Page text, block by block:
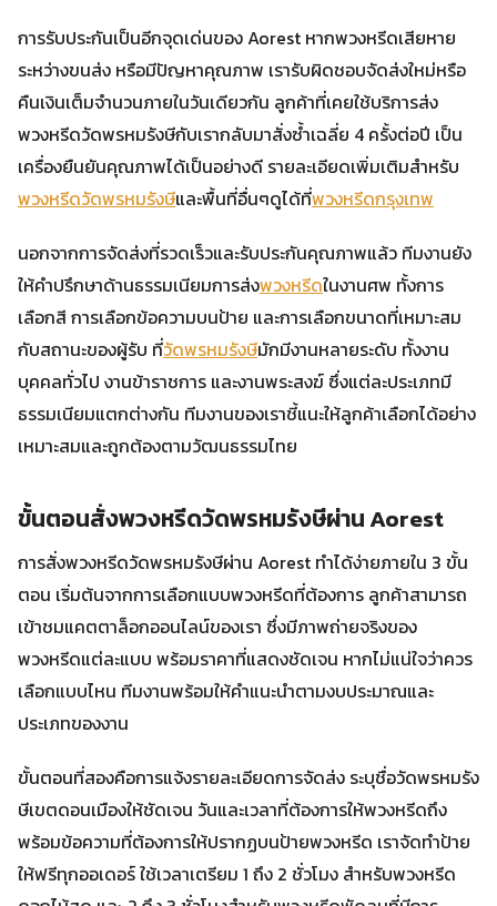
การรับประกันเป็นอีกจุดเด่นของ Aorest หากพวงหรีดเสียหาย
ระหว่างขนส่ง หรือมีปัญหาคุณภาพ เรารับผิดชอบจัดส่งใหม่หรือ
คืนเงินเต็มจำนวนภายในวันเดียวกัน ลูกค้าที่เคยใช้บริการส่ง
พวงหรีดวัดพรหมรังษีกับเรากลับมาสั่งซ้ำเฉลี่ย 4 ครั้งต่อปี เป็น
เครื่องยืนยันคุณภาพได้เป็นอย่างดี รายละเอียดเพิ่มเติมสำหรับ
พวงหรีดวัดพรหมรังษีและพื้นที่อื่นๆดูได้ที่พวงหรีดกรุงเทพ
นอกจากการจัดส่งที่รวดเร็วและรับประกันคุณภาพแล้ว ทีมงานยัง
ให้คำปรึกษาด้านธรรมเนียมการส่งพวงหรีดในงานศพ ทั้งการ
เลือกสี การเลือกข้อความบนป้าย และการเลือกขนาดที่เหมาะสม
กับสถานะของผู้รับ ที่วัดพรหมรังษีมักมีงานหลายระดับ ทั้งงาน
บุคคลทั่วไป งานข้าราชการ และงานพระสงฆ์ ซึ่งแต่ละประเภทมี
ธรรมเนียมแตกต่างกัน ทีมงานของเราชี้แนะให้ลูกค้าเลือกได้อย่าง
เหมาะสมและถูกต้องตามวัฒนธรรมไทย
ขั้นตอนสั่งพวงหรีดวัดพรหมรังษีผ่าน Aorest
การสั่งพวงหรีดวัดพรหมรังษีผ่าน Aorest ทำได้ง่ายภายใน 3 ขั้น
ตอน เริ่มต้นจากการเลือกแบบพวงหรีดที่ต้องการ ลูกค้าสามารถ
เข้าชมแคตตาล็อกออนไลน์ของเรา ซึ่งมีภาพถ่ายจริงของ
พวงหรีดแต่ละแบบ พร้อมราคาที่แสดงชัดเจน หากไม่แน่ใจว่าควร
เลือกแบบไหน ทีมงานพร้อมให้คำแนะนำตามงบประมาณและ
ประเภทของงาน
ขั้นตอนที่สองคือการแจ้งรายละเอียดการจัดส่ง ระบุชื่อวัดพรหมรัง
ษีเขตดอนเมืองให้ชัดเจน วันและเวลาที่ต้องการให้พวงหรีดถึง
พร้อมข้อความที่ต้องการให้ปรากฏบนป้ายพวงหรีด เราจัดทำป้าย
ให้ฟรีทุกออเดอร์ ใช้เวลาเตรียม 1 ถึง 2 ชั่วโมง สำหรับพวงหรีด